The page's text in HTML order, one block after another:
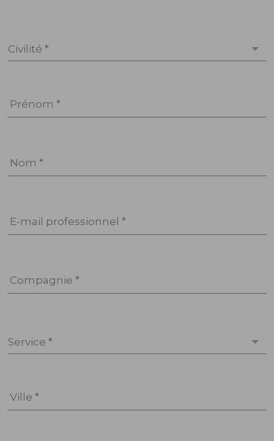
Civilité *
Prénom *
Nom *
E-mail professionnel *
Compagnie *
Service *
Ville *